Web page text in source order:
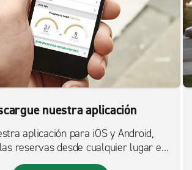
nuestra aplicación
aplicación para iOS y Android,
reservas desde cualquier lugar es
más fácil que nunca.